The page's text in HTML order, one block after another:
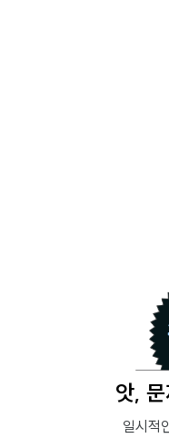
앗,
일시적